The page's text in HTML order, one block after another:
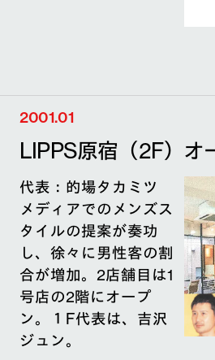
2001.01
LIPPS原宿（2F）オ
代表：的場タカミツ
メディアでのメンズス
タイルの提案が奏功
し、徐々に男性客の割
合が増加。2店舗目は1
号店の2階にオープ
ン。１F代表は、吉沢
ジュン。